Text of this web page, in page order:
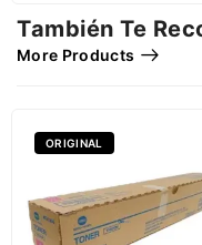
También Te
More Products
ORIGINAL